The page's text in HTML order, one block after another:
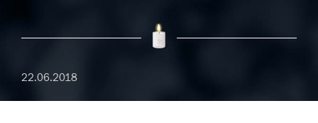
22.06.2018